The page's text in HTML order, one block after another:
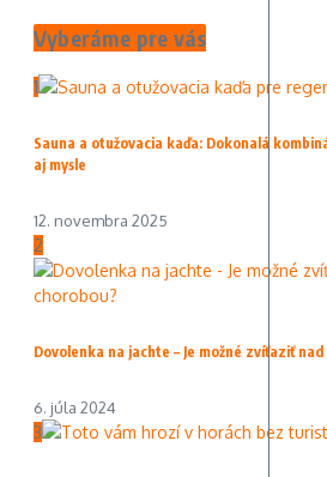
Vyberáme pre vás
1
Sauna a otužovacia kaďa: Dokonalá
aj mysle
12. novembra 2025
2
Dovolenka na jachte – Je možné zvíťaziť
6. júla 2024
3